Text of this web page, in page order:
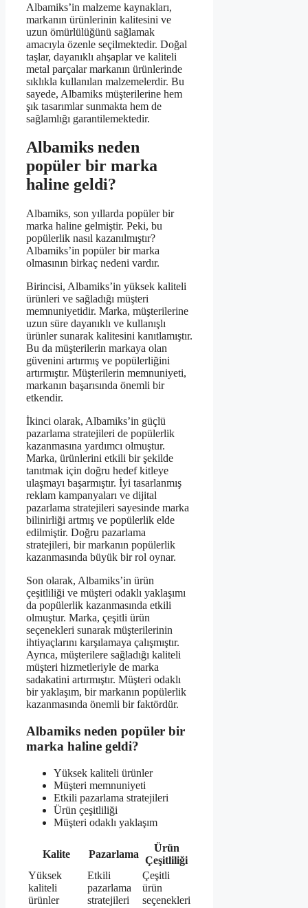
Albamiks’in malzeme kaynakları,
markanın ürünlerinin kalitesini ve
uzun ömürlülüğünü sağlamak
amacıyla özenle seçilmektedir. Doğal
taşlar, dayanıklı ahşaplar ve kaliteli
metal parçalar markanın ürünlerinde
sıklıkla kullanılan malzemelerdir. Bu
sayede, Albamiks müşterilerine hem
şık tasarımlar sunmakta hem de
sağlamlığı garantilemektedir.
Albamiks neden
popüler bir marka
haline geldi?
Albamiks, son yıllarda popüler bir
marka haline gelmiştir. Peki, bu
popülerlik nasıl kazanılmıştır?
Albamiks’in popüler bir marka
olmasının birkaç nedeni vardır.
Birincisi, Albamiks’in yüksek kaliteli
ürünleri ve sağladığı müşteri
memnuniyetidir. Marka, müşterilerine
uzun süre dayanıklı ve kullanışlı
ürünler sunarak kalitesini kanıtlamıştır.
Bu da müşterilerin markaya olan
güvenini artırmış ve popülerliğini
artırmıştır. Müşterilerin memnuniyeti,
markanın başarısında önemli bir
etkendir.
İkinci olarak, Albamiks’in güçlü
pazarlama stratejileri de popülerlik
kazanmasına yardımcı olmuştur.
Marka, ürünlerini etkili bir şekilde
tanıtmak için doğru hedef kitleye
ulaşmayı başarmıştır. İyi tasarlanmış
reklam kampanyaları ve dijital
pazarlama stratejileri sayesinde marka
bilinirliği artmış ve popülerlik elde
edilmiştir. Doğru pazarlama
stratejileri, bir markanın popülerlik
kazanmasında büyük bir rol oynar.
Son olarak, Albamiks’in ürün
çeşitliliği ve müşteri odaklı yaklaşımı
da popülerlik kazanmasında etkili
olmuştur. Marka, çeşitli ürün
seçenekleri sunarak müşterilerinin
ihtiyaçlarını karşılamaya çalışmıştır.
Ayrıca, müşterilere sağladığı kaliteli
müşteri hizmetleriyle de marka
sadakatini artırmıştır. Müşteri odaklı
bir yaklaşım, bir markanın popülerlik
kazanmasında önemli bir faktördür.
Albamiks neden popüler bir
marka haline geldi?
Yüksek kaliteli ürünler
Müşteri memnuniyeti
Etkili pazarlama stratejileri
Ürün çeşitliliği
Müşteri odaklı yaklaşım
Kalite Pazarlama
Ürün
Çeşitliliği
Yüksek
kaliteli
ürünler
Etkili
pazarlama
stratejileri
Çeşitli
ürün
seçenekleri